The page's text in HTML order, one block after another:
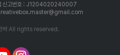
신고번호 : J1204020240007
creativebox.master@gmail.com
All rights reserved.